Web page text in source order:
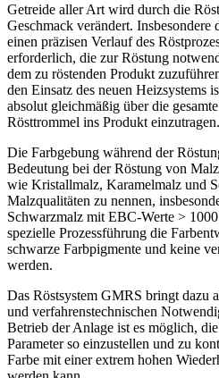
Getreide aller Art wird durch die
Geschmack verändert.
einen präzisen Verlauf des
erforderlich, die zur Röstung
dem zu röstenden Produkt
den Einsatz des neuen Heizsystems
absolut gleichmäßig über die
Rösttrommel ins Produkt einzutragen.
Die Farbgebung während der
Bedeutung bei der Röstung von
wie Kristallmalz, Karamelmalz und
Malzqualitäten zu nennen,
Schwarzmalz mit EBC-Werte >
spezielle Prozessführung die
schwarze Farbpigmente und keine
werden.
Das Röstsystem GMRS bringt dazu
und verfahrenstechnischen
Betrieb der Anlage ist es möglich,
Parameter so einzustellen und zu
Farbe mit einer extrem hohen